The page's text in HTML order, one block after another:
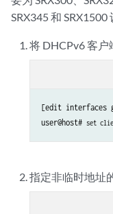
SRX345 和 SRX1500
将 DHCPv6 客
[edit interfaces
user@host# set
指定非临时地址